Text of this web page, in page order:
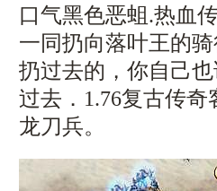
口气黑色恶蛆.热血
一同扔向落叶王的
扔过去的，你自己
过去．1.76复古传
龙刀兵。